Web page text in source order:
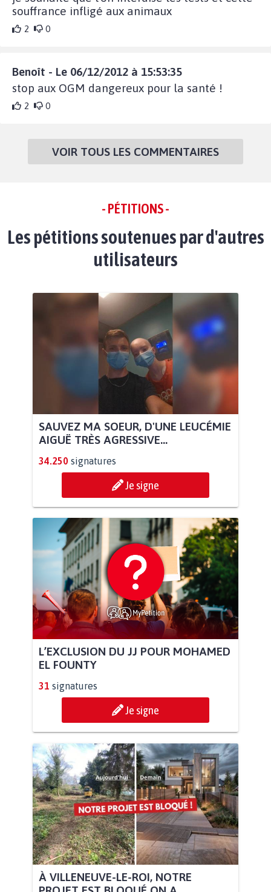
souffrance infligé aux animaux
2 0
Benoît - Le 06/12/2012 à 15:53:35
stop aux OGM dangereux pour la santé !
2 0
VOIR TOUS LES COMMENTAIRES
- PÉTITIONS -
Les pétitions soutenues par d'autres
utilisateurs
SAUVEZ MA SOEUR, D'UNE LEUCÉMIE
AIGUË TRÈS AGRESSIVE...
34.250 signatures
Je signe
L’EXCLUSION DU JJ POUR MOHAMED
EL FOUNTY
31 signatures
Je signe
À VILLENEUVE-LE-ROI, NOTRE